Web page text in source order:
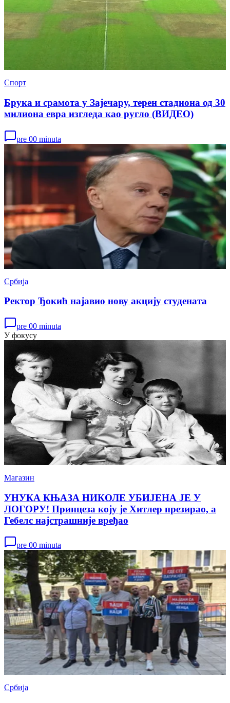
Спорт
Брука и срамота у Зајечару, терен стадиона од 30
милиона евра изгледа као ругло (ВИДЕО)
pre 00 minuta
Србија
Ректор Ђокић најавио нову акцију студената
pre 00 minuta
У фокусу
Магазин
УНУКА КЊАЗА НИКОЛЕ УБИЈЕНА ЈЕ У
ЛОГОРУ! Принцеза коју је Хитлер презирао, а
Гебелс најстрашније вређао
pre 00 minuta
Србија